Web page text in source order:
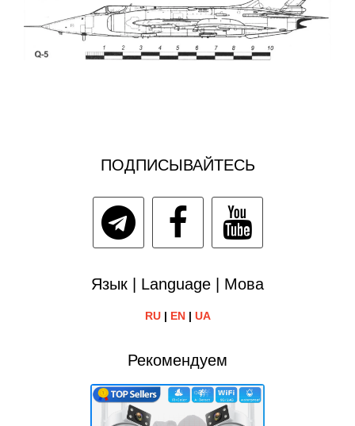
ПОДПИСЫВАЙТЕСЬ
Язык | Language | Мова
RU| EN| UA
Рекомендуем